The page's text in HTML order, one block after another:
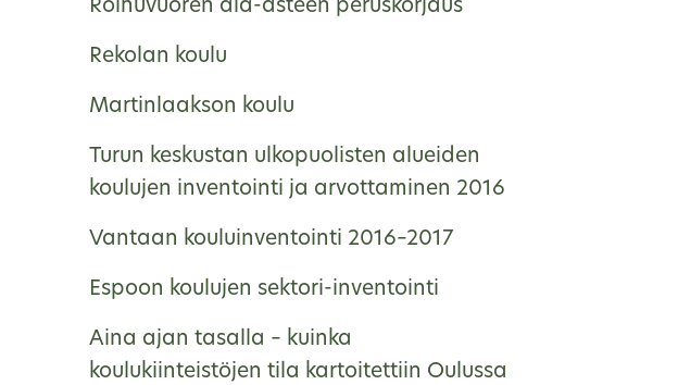
Roihuvuoren ala-asteen peruskorjaus
Rekolan koulu
Martinlaakson koulu
Turun keskustan ulkopuolisten alueiden
koulujen inventointi ja arvottaminen 2016
Vantaan kouluinventointi 2016–2017
Espoon koulujen sektori-inventointi
Aina ajan tasalla – kuinka
koulukiinteistöjen tila kartoitettiin Oulussa